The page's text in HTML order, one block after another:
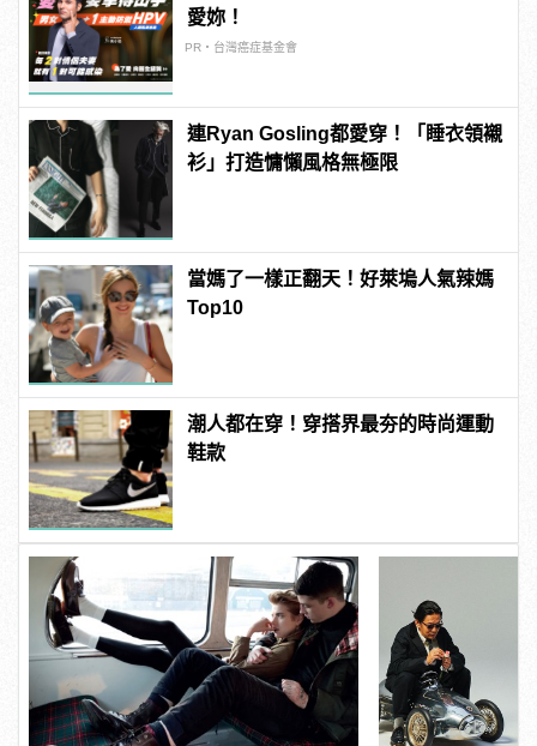
愛妳！
PR・台灣癌症基金會
連Ryan Gosling都愛穿！「睡衣領襯
衫」打造慵懶風格無極限
當媽了一樣正翻天！好萊塢人氣辣媽
Top10
潮人都在穿！穿搭界最夯的時尚運動
鞋款